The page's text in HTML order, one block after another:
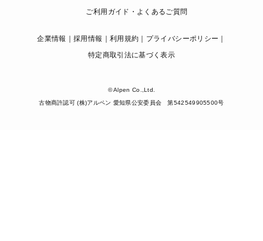
ご利用ガイド・よくあるご質問
企業情報 採用情報 利用規約
プライバシーポリシー
特定商取引法に基づく表示
© Alpen Co.,Ltd.
古物商許認可 (株)アルペン 愛知県公安委員会 第542549905500号